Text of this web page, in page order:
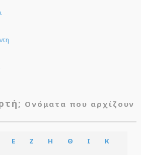
Ονόματα που αρχίζουν
Ε Ζ Η Θ Ι Κ